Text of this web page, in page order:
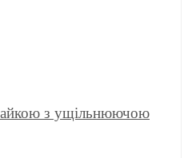
з ущільнюючою